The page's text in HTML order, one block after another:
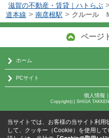
滋賀の不動産・賃貸｜ハトらぶ
道本線 > 南彦根駅 > クルール
ページ
ホーム
PCサイト
個人情報 ｜
Copyright(c) SHIGA
当サイトでは、お客様の当サイト利用
して、クッキー（Cookie）を使用して